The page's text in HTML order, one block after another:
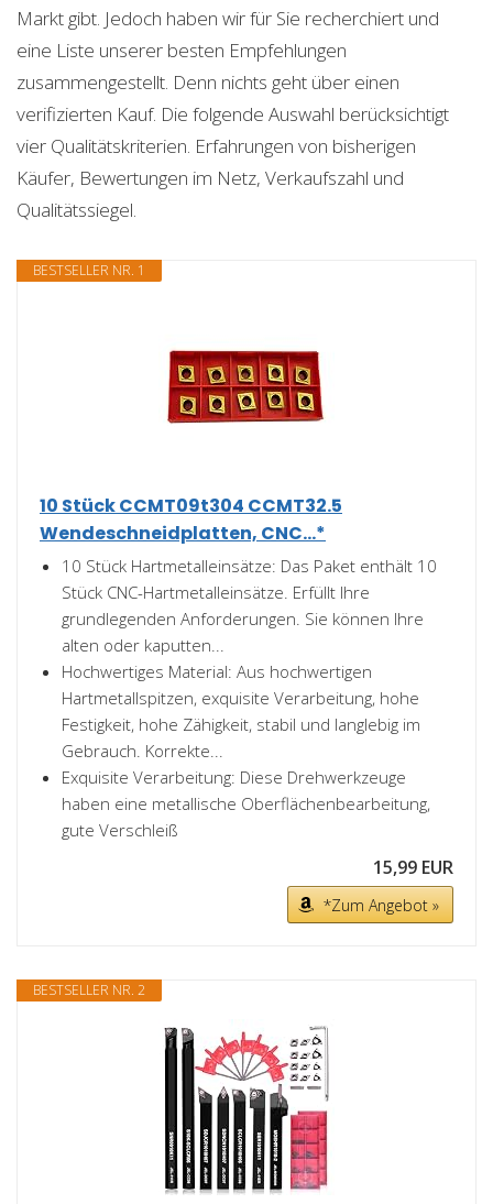
Markt gibt. Jedoch haben wir für Sie recherchiert und
eine Liste unserer besten Empfehlungen
zusammengestellt. Denn nichts geht über einen
verifizierten Kauf. Die folgende Auswahl berücksichtigt
vier Qualitätskriterien. Erfahrungen von bisherigen
Käufer, Bewertungen im Netz, Verkaufszahl und
Qualitätssiegel.
BESTSELLER NR. 1
10 Stück CCMT09t304 CCMT32.5
Wendeschneidplatten, CNC...*
10 Stück Hartmetalleinsätze: Das Paket enthält 10
Stück CNC-Hartmetalleinsätze. Erfüllt Ihre
grundlegenden Anforderungen. Sie können Ihre
alten oder kaputten...
Hochwertiges Material: Aus hochwertigen
Hartmetallspitzen, exquisite Verarbeitung, hohe
Festigkeit, hohe Zähigkeit, stabil und langlebig im
Gebrauch. Korrekte...
Exquisite Verarbeitung: Diese Drehwerkzeuge
haben eine metallische Oberflächenbearbeitung,
gute Verschleiß
15,99 EUR
*Zum Angebot »
BESTSELLER NR. 2